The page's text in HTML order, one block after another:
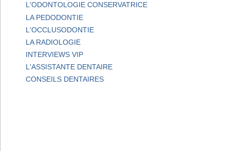
L'ODONTOLOGIE CONSERVATRICE
LA PEDODONTIE
L'OCCLUSODONTIE
LA RADIOLOGIE
INTERVIEWS VIP
L'ASSISTANTE DENTAIRE
CONSEILS DENTAIRES